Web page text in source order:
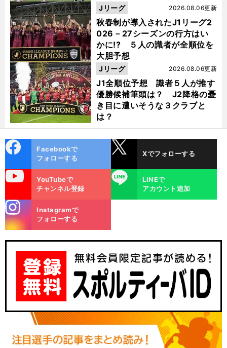
秋春制が導入されたJ1リーグ2
026－27シーズンの行方はい
かに!? ５人の識者が全順位を
大胆予想
2026.08.06更新
Jリーグ
J1全順位予想 識者５人が推す
優勝候補筆頭は？ J2降格の憂
き目に遭いそうな３クラブと
は？
2026.08.06更新
Jリーグ
ok
Facebookで
フォローする
Xでフォローする
YouTubeで
チャンネル登録
LINE
LINEで
アカウント追加
m
Instagramで
フォローする